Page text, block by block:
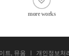
more works
트, 뮤움 개인정보처